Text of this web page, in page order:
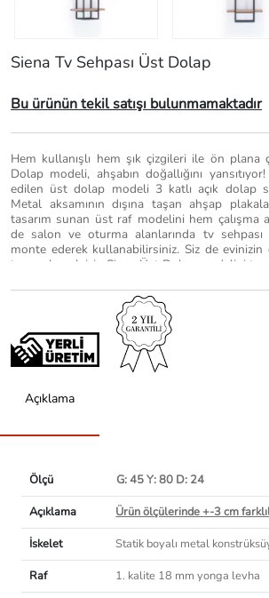
Siena Tv Sehpası Üst Dolap
Bu ürünün tekil satışı bulunmamaktadır
Hem kullanışlı hem şık çizgileri ile ön plana
Dolap modeli, ahşabın doğallığını
edilen üst dolap modeli 3 katlı açık dolap
Metal aksamının dışına taşan ahşap
tasarım sunan üst raf modelini hem çalışma
de salon ve oturma alanlarında tv sehpası
monte ederek kullanabilirsiniz. Siz de evinizin
tamamlamak için Siena Üst Dolap modelini
Açıklama
Ölçü
G: 45 Y: 80 D: 24
Açıklama
Ürün ölçülerinde +-3 cm
İskelet
Statik boyalı metal
Raf
1. kalite 18 mm yonga levha